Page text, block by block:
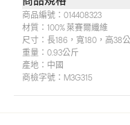
商品編號： 014408323
材質： 100% 萊賽爾纖維
尺寸： 長186，寬180，高38
重量： 0.93公斤
產地： 中國
商檢字號： M3G315